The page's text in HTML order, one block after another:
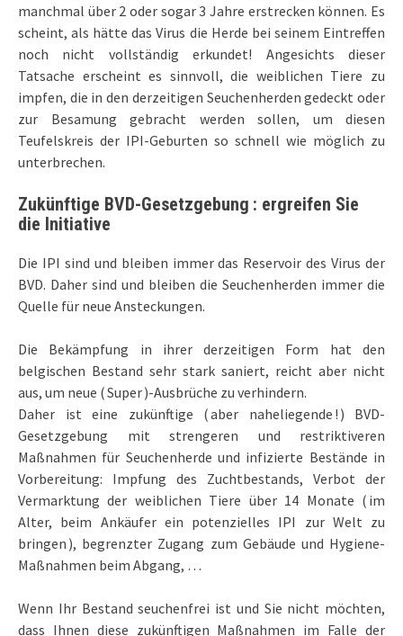
manchmal über 2 oder sogar 3 Jahre erstrecken können. Es
scheint, als hätte das Virus die Herde bei seinem Eintreffen
noch nicht vollständig erkundet! Angesichts dieser
Tatsache erscheint es sinnvoll, die weiblichen Tiere zu
impfen, die in den derzeitigen Seuchenherden gedeckt oder
zur Besamung gebracht werden sollen, um diesen
Teufelskreis der IPI-Geburten so schnell wie möglich zu
unterbrechen.
Zukünftige BVD-Gesetzgebung : ergreifen Sie
die Initiative
Die IPI sind und bleiben immer das Reservoir des Virus der
BVD. Daher sind und bleiben die Seuchenherden immer die
Quelle für neue Ansteckungen.
Die Bekämpfung in ihrer derzeitigen Form hat den
belgischen Bestand sehr stark saniert, reicht aber nicht
aus, um neue ( Super )-Ausbrüche zu verhindern.
Daher ist eine zukünftige ( aber naheliegende ! ) BVD-
Gesetzgebung mit strengeren und restriktiveren
Maßnahmen für Seuchenherde und infizierte Bestände in
Vorbereitung: Impfung des Zuchtbestands, Verbot der
Vermarktung der weiblichen Tiere über 14 Monate ( im
Alter, beim Ankäufer ein potenzielles IPI zur Welt zu
bringen ), begrenzter Zugang zum Gebäude und Hygiene-
Maßnahmen beim Abgang, …
Wenn Ihr Bestand seuchenfrei ist und Sie nicht möchten,
dass Ihnen diese zukünftigen Maßnahmen im Falle der